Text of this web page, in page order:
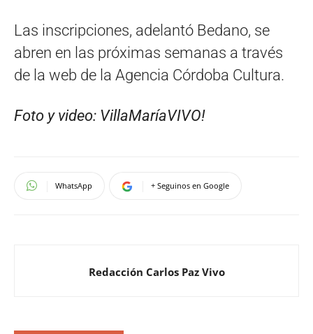
Las inscripciones, adelantó Bedano, se
abren en las próximas semanas a través
de la web de la Agencia Córdoba Cultura.
Foto y video: VillaMaríaVIVO!
WhatsApp + Seguinos en Google
Redacción Carlos Paz Vivo